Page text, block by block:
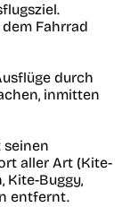
Fahrrad
durch
inmitten
seinen
aller Art (Kite-
Kite-Buggy,
entfernt.